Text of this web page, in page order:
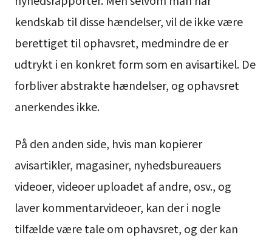
kendskab til disse hændelser, vil de ikke være
berettiget til ophavsret, medmindre de er
udtrykt i en konkret form som en avisartikel. De
forbliver abstrakte hændelser, og ophavsret
anerkendes ikke.
På den anden side, hvis man kopierer
avisartikler, magasiner, nyhedsbureauers
videoer, videoer uploadet af andre, osv., og
laver kommentarvideoer, kan der i nogle
tilfælde være tale om ophavsret, og der kan